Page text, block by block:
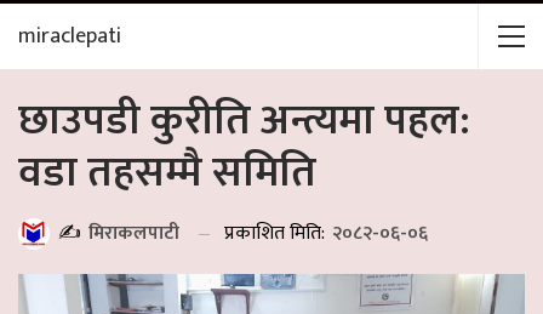
miraclepati
छाउपडी कुरीति अन्त्यमा पहल:
वडा तहसम्मै समिति
✍️ मिराकलपाटी प्रकाशित मिति: २०८२-०६-०६